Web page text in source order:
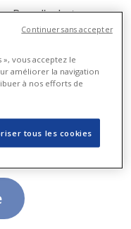
Bon d'achat au
vous acceptez le
améliorer la navigation
à nos efforts de
tous les cookies
Continuer sans accepter